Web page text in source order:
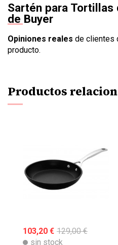
Sartén para Tortillas
de Buyer
Opiniones reales de clientes
producto.
Productos
103,20 € 129,00 €
sin stock